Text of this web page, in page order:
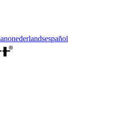
nederlandsespañol